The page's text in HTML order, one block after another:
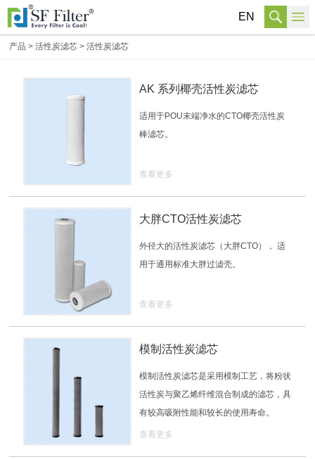
EN
产品 >活性炭滤芯 >活性炭滤芯
AK 系列椰壳活性炭滤芯
适用于POU末端净水的CTO椰壳活性炭
棒滤芯。
查看更多
大胖CTO活性炭滤芯
外径大的活性炭滤芯（大胖CTO）， 适
用于通用标准大胖过滤壳。
查看更多
模制活性炭滤芯
模制活性炭滤芯是采用模制工艺，将粉状
活性炭与聚乙烯纤维混合制成的滤芯，具
有较高吸附性能和较长的使用寿命。
查看更多